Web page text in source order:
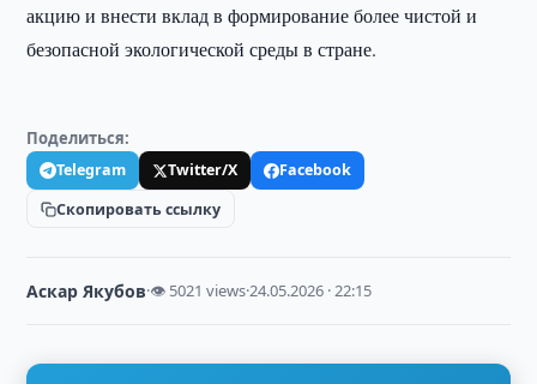
акцию и внести вклад в формирование более чистой и
безопасной экологической среды в стране.
Поделиться:
Telegram Twitter/X
Facebook
Скопировать ссылку
Аскар Якубов·👁 5021 views·24.05.2026 · 22:15